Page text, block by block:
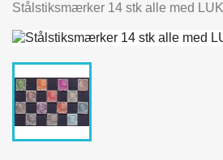
Stålstiksmærker 14 stk alle med